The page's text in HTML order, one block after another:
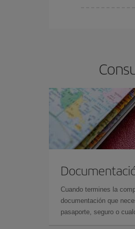
Cuando termines la
documentación que
pasaporte, seguro o